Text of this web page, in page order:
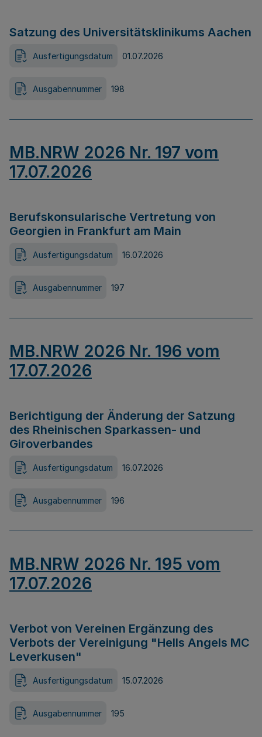
Satzung des Universitätsklinikums Aachen
Ausfertigungsdatum 01.07.2026
Ausgabennummer 198
MB.NRW 2026 Nr. 197 vom
17.07.2026
Berufskonsularische Vertretung von
Georgien in Frankfurt am Main
Ausfertigungsdatum 16.07.2026
Ausgabennummer 197
MB.NRW 2026 Nr. 196 vom
17.07.2026
Berichtigung der Änderung der Satzung
des Rheinischen Sparkassen- und
Giroverbandes
Ausfertigungsdatum 16.07.2026
Ausgabennummer 196
MB.NRW 2026 Nr. 195 vom
17.07.2026
Verbot von Vereinen Ergänzung des
Verbots der Vereinigung "Hells Angels MC
Leverkusen"
Ausfertigungsdatum 15.07.2026
Ausgabennummer 195